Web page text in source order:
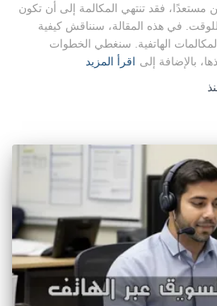
مستعدًا، فقد تنتهي المكالمة إلى أن تكون
في هذه المقالة، سنناقش كيفية
الهاتفية. سنغطي الخطوات
بالإضافة إلى اقرأ المزيد